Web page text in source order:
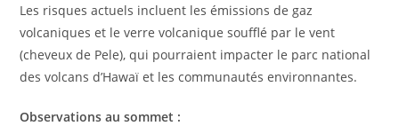
Les risques actuels incluent les émissions de gaz
volcaniques et le verre volcanique soufflé par le vent
(cheveux de Pele), qui pourraient impacter le parc national
des volcans d’Hawaï et les communautés environnantes.
Observations au sommet :